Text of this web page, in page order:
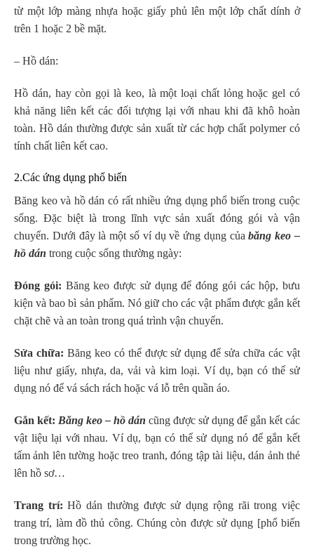
từ một lớp màng nhựa hoặc giấy phủ lên một lớp chất dính ở
trên 1 hoặc 2 bề mặt.
– Hồ dán:
Hồ dán, hay còn gọi là keo, là một loại chất lỏng hoặc gel có
khả năng liên kết các đối tượng lại với nhau khi đã khô hoàn
toàn. Hồ dán thường được sản xuất từ các hợp chất polymer có
tính chất liên kết cao.
2.Các ứng dụng phổ biến
Băng keo và hồ dán có rất nhiều ứng dụng phổ biến trong cuộc
sống. Đặc biệt là trong lĩnh vực sản xuất đóng gói và vận
chuyển. Dưới đây là một số ví dụ về ứng dụng củabăng keo –
hồ dán trong cuộc sống thường ngày:
Đóng gói: Băng keo được sử dụng để đóng gói các hộp, bưu
kiện và bao bì sản phẩm. Nó giữ cho các vật phẩm được gắn kết
chặt chẽ và an toàn trong quá trình vận chuyển.
Sửa chữa: Băng keo có thể được sử dụng để sửa chữa các vật
liệu như giấy, nhựa, da, vải và kim loại. Ví dụ, bạn có thể sử
dụng nó để vá sách rách hoặc vá lỗ trên quần áo.
Gắn kết: Băng keo – hồ dán cũng được sử dụng để gắn kết các
vật liệu lại với nhau. Ví dụ, bạn có thể sử dụng nó để gắn kết
tấm ảnh lên tường hoặc treo tranh, đóng tập tài liệu, dán ảnh thẻ
lên hồ sơ…
Trang trí: Hồ dán thường được sử dụng rộng rãi trong việc
trang trí, làm đồ thủ công. Chúng còn được sử dụng [phổ biến
trong trường học.